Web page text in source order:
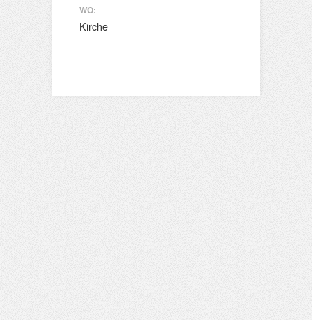
WO:
Kirche